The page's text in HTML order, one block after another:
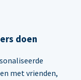
doen
met vrienden,